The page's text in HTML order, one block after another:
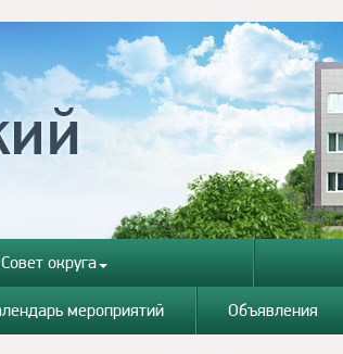
Совет округа
мероприятий Объявления